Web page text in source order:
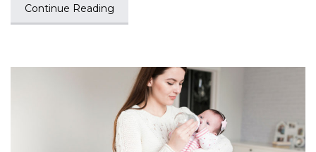
Continue Reading